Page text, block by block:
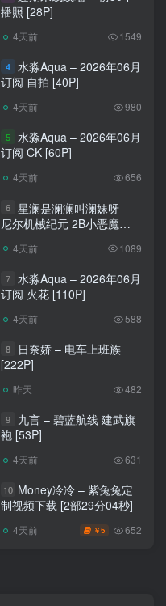
播照 [28P]
4天前 1549
4 水淼Aqua – 2026年06月
订阅 自拍 [40P]
4天前 980
5 水淼Aqua – 2026年06月
订阅 CK [60P]
4天前 656
6 星澜是澜澜叫澜妹呀 –
尼尔机械纪元 2B小恶魔
4天前 1089
7 水淼Aqua – 2026年06月
订阅 火花 [110P]
4天前 588
8
日奈娇 – 电车上班族
[222P]
昨天 482
9
九言 – 碧蓝航线 建武旗
袍 [53P]
4天前 631
10 Money冷冷 – 紫兔兔定
制视频下载 [2部29分04秒]
4天前 ￥5 652